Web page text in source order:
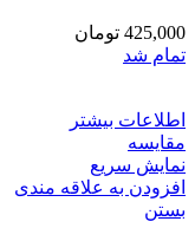
425,000 تومان
تمام شد
اطلاعات بیشتر
مقایسه
نمایش سریع
افزودن به علاقه مندی
بستن